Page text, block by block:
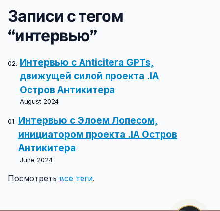
Записи с тегом
“интервью”
Интервью с Anticitera GPTs,
движущей силой проекта .IA
Остров Антикитера
August 2024
Интервью с Элоем Лопесом,
инициатором проекта .IA Остров
Антикитера
June 2024
Посмотреть все теги.